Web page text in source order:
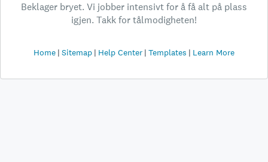
Beklager bryet. Vi jobber intensivt for å få alt på plass
igjen. Takk for tålmodigheten!
Home Sitemap Help Center Templates Learn More